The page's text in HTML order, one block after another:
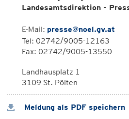
Landesamtsdirektion -
E-Mail: presse@noel.gv.at
Tel: 02742/9005-12163
Fax: 02742/9005-13550
Landhausplatz 1
3109 St. Pölten
Meldung als PDF speichern